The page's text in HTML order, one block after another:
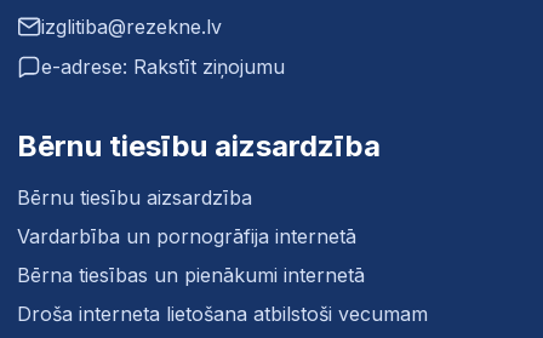
izglitiba@rezekne.lv
e-adrese: Rakstīt ziņojumu
Bērnu tiesību aizsardzība
Bērnu tiesību aizsardzība
Vardarbība un pornogrāfija internetā
Bērna tiesības un pienākumi internetā
Droša interneta lietošana atbilstoši vecumam